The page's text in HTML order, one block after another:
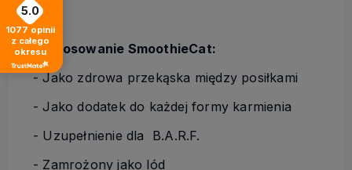
Zastosowanie SmoothieCat:
- Jako zdrowa przekąska między posiłkami
- Jako dodatek do każdej formy karmienia
- Uzupełnienie dla B.A.R.F.
- Zamrożony jako lód
5.0
1077 opinii
z całego
okresu